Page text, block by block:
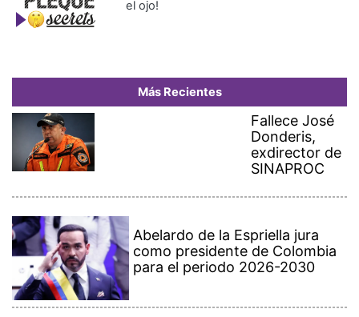
Donderis,
exdirector de
SINAPROC
para el periodo 2026-2030
Empresarios de Aguadulce